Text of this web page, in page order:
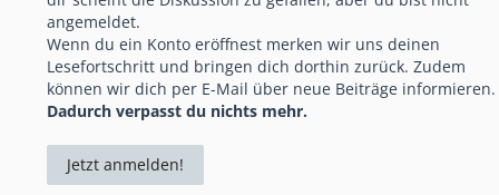
angemeldet.
Wenn du ein Konto eröffnest merken wir uns deinen
Lesefortschritt und bringen dich dorthin zurück. Zudem
können wir dich per E-Mail über neue Beiträge informieren.
Dadurch verpasst du nichts mehr.
Jetzt anmelden!